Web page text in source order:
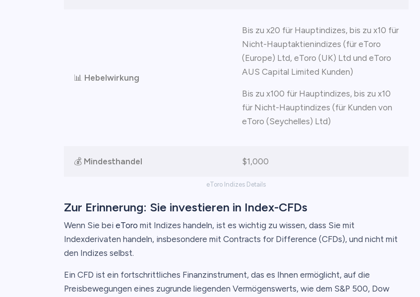
eToro Indizes Details
📊 Hebelwirkung
Bis zu x20 für Hauptindizes, bis zu x10 für
Nicht-Hauptaktienindizes (für eToro
(Europe) Ltd, eToro (UK) Ltd und eToro
AUS Capital Limited Kunden)
Bis zu x100 für Hauptindizes, bis zu x10
für Nicht-Hauptindizes (für Kunden von
eToro (Seychelles) Ltd)
💰 Mindesthandel $1,000
Zur Erinnerung: Sie investieren in Index-CFDs
Wenn Sie bei eToro mit Indizes handeln, ist es wichtig zu wissen, dass Sie mit
Indexderivaten handeln, insbesondere mit Contracts for Difference (CFDs), und nicht mit
den Indizes selbst.
Ein CFD ist ein fortschrittliches Finanzinstrument, das es Ihnen ermöglicht, auf die
Preisbewegungen eines zugrunde liegenden Vermögenswerts, wie dem S&P 500, Dow